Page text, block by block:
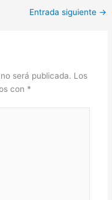
Entrada siguiente →
será publicada. Los
con *